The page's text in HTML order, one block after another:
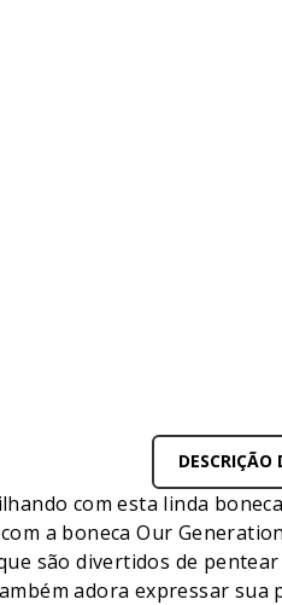
DESCRIÇÃO
com esta linda
a boneca Our
são divertidos de
adora expressar